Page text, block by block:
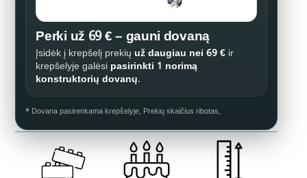
Perki už 69 € – gauni dovaną
Įsidėk į krepšelį prekiųuž daugiau nei 69 € ir
krepšelyje galėsi pasirinkti 1 norimą
konstruktorių dovanų.
* Dovana pasirenkama krepšelyje. Prekių skaičius ribotas.